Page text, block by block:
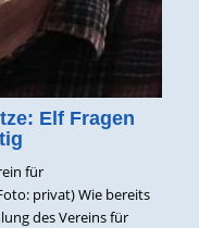
Elf Fragen
für
privat) Wie bereits
des Vereins für